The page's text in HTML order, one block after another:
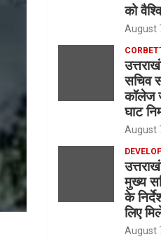
को
August
सचिव
कॉलेज
घाट
August
मुख्य
के
लिए
August